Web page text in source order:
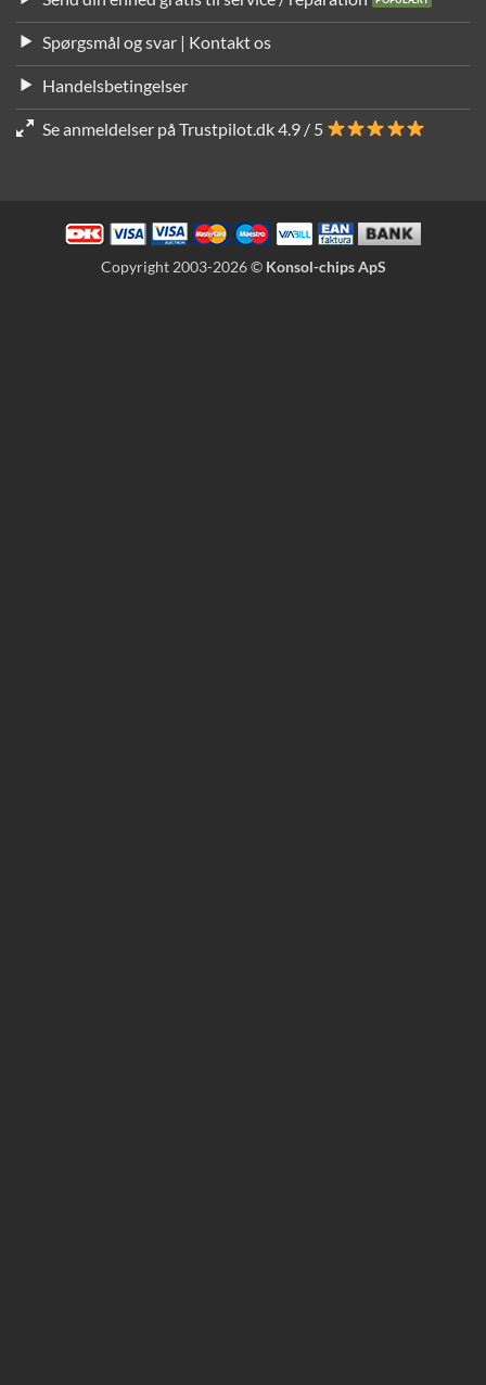
Spørgsmål og svar | Kontakt os
Handelsbetingelser
Se anmeldelser på Trustpilot.dk 4.9 / 5
Copyright 2003-2026 © Konsol-chips ApS